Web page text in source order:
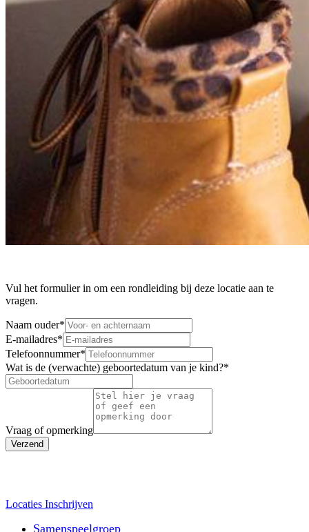
Vul het formulier in om een rondleiding bij deze locatie aan te
vragen.
Naam ouder*
E-mailadres*
Telefoonnummer*
Wat is de (verwachte) geboortedatum van je kind?*
Vraag of opmerking
Verzend
Locaties Inschrijven
Samenspeelgroep